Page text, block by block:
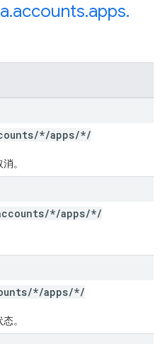
.accounts.apps.
/*/apps/*/
。
/*/apps/*/
/*/apps/*/
。